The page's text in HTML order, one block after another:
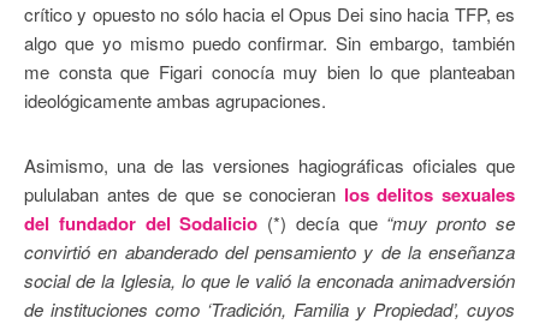
crítico y opuesto no sólo hacia el Opus Dei sino hacia TFP, es
algo que yo mismo puedo confirmar. Sin embargo, también
me consta que Figari conocía muy bien lo que planteaban
ideológicamente ambas agrupaciones.
Asimismo, una de las versiones hagiográficas oficiales que
pululaban antes de que se conocieran los delitos sexuales
del fundador del Sodalicio (*) decía que “muy pronto se
convirtió en abanderado del pensamiento y de la enseñanza
social de la Iglesia, lo que le valió la enconada animadversión
de instituciones como ‘Tradición, Familia y Propiedad’, cuyos